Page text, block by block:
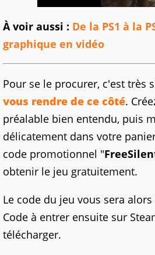
À voir aussi : De la PS1 à la
graphique en vidéo
Pour se le procurer, c'est très
vous rendre de ce côté.
préalable bien entendu, puis
délicatement dans votre
code promotionnel "
obtenir le jeu gratuitement.
Le code du jeu vous sera
Code à entrer ensuite sur
télécharger.